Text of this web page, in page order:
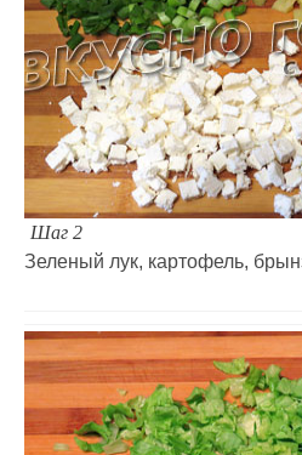
Шаг 2
Зеленый лук, картофель,